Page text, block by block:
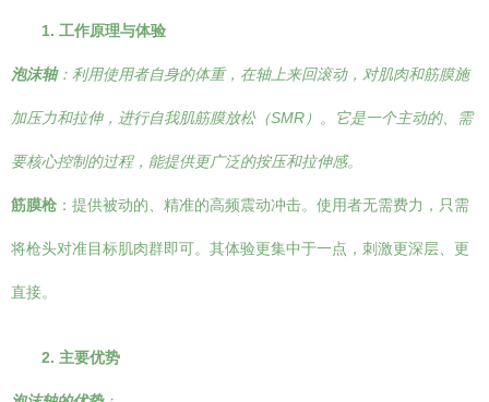
1. 工作原理与体验
泡沫轴：利用使用者自身的体重，在轴上来回滚动，对肌肉和筋膜施
加压力和拉伸，进行自我肌筋膜放松（SMR）。它是一个主动的、需
要核心控制的过程，能提供更广泛的按压和拉伸感。
筋膜枪 ：提供被动的、精准的高频震动冲击。使用者无需费力，只需
将枪头对准目标肌肉群即可。其体验更集中于一点，刺激更深层、更
直接。
2. 主要优势